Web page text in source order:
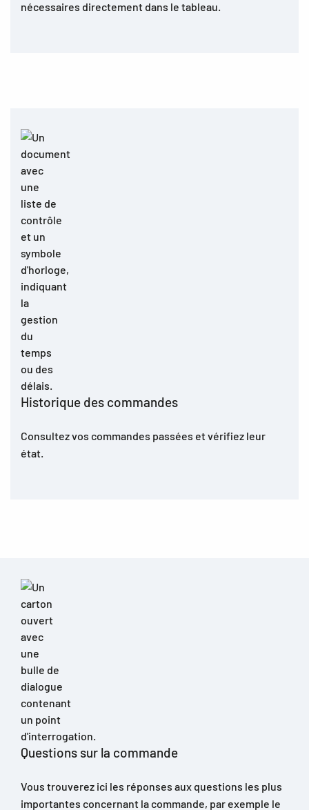
nécessaires directement dans le tableau.
Historique des commandes
Consultez vos commandes passées et vérifiez leur
état.
Questions sur la commande
Vous trouverez ici les réponses aux questions les plus
importantes concernant la commande, par exemple le